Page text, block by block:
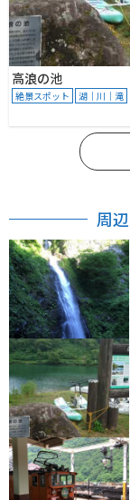
高浪の池
絶景スポット 湖｜川｜滝
周